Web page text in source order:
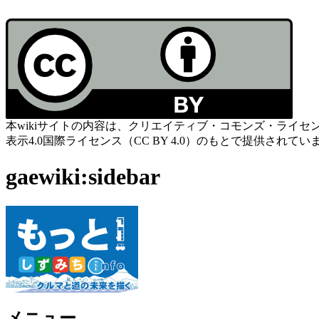
本wikiサイトの内容は、クリエイティブ・コモンズ・ライセ
表示4.0国際ライセンス（CC BY 4.0）のもとで提供されてい
gaewiki:sidebar